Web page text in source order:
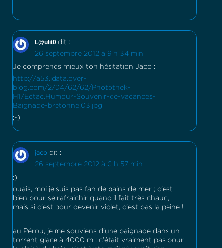
L@ulit0 dit :
26 septembre 2012 à 9 h 34 min
Je comprends mieux ton hésitation Jaco :
http://a53.idata.over-
blog.com/2/04/62/62/Photothek-
H1/Ectac.Humour-Souvenir-de-vacances-
Baignade-bretonne.03.jpg
;-)
jaco dit :
26 septembre 2012 à 0 h 57 min
:)
ouais, moi je suis pas fan de bains de mer ; c’est
bien pour se rafraichir quand il fait très chaud,
mais si c’est pour devenir violet, c’est pas la peine !
au Pérou, je me souviens d’une baignade dans un
torrent glacé à 4000 m : c’était vraiment pas pour